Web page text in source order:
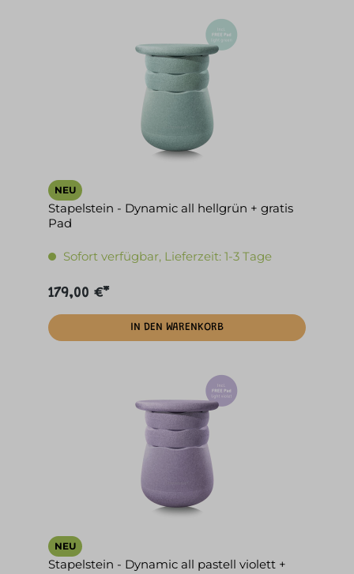
NEU
Stapelstein - Dynamic all hellgrün + gratis
Pad
Sofort verfügbar, Lieferzeit: 1-3 Tage
179,00 €*
IN DEN WARENKORB
NEU
Stapelstein - Dynamic all pastell violett +